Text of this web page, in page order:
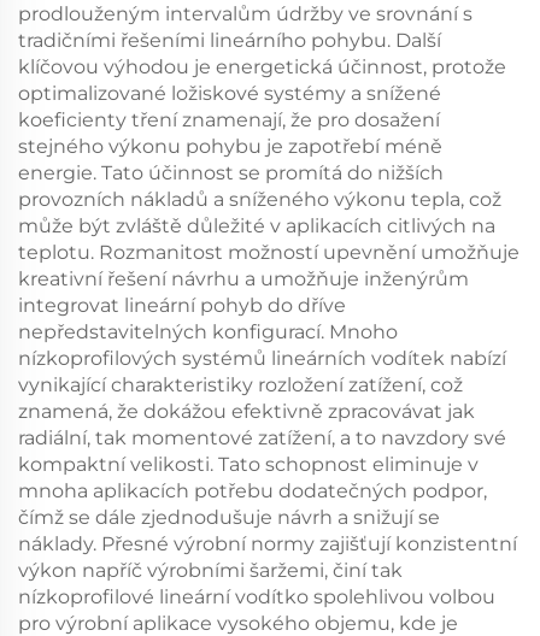
prodlouženým intervalům údržby ve srovnání s
tradičními řešeními lineárního pohybu. Další
klíčovou výhodou je energetická účinnost, protože
optimalizované ložiskové systémy a snížené
koeficienty tření znamenají, že pro dosažení
stejného výkonu pohybu je zapotřebí méně
energie. Tato účinnost se promítá do nižších
provozních nákladů a sníženého výkonu tepla, což
může být zvláště důležité v aplikacích citlivých na
teplotu. Rozmanitost možností upevnění umožňuje
kreativní řešení návrhu a umožňuje inženýrům
integrovat lineární pohyb do dříve
nepředstavitelných konfigurací. Mnoho
nízkoprofilových systémů lineárních vodítek nabízí
vynikající charakteristiky rozložení zatížení, což
znamená, že dokážou efektivně zpracovávat jak
radiální, tak momentové zatížení, a to navzdory své
kompaktní velikosti. Tato schopnost eliminuje v
mnoha aplikacích potřebu dodatečných podpor,
čímž se dále zjednodušuje návrh a snižují se
náklady. Přesné výrobní normy zajišťují konzistentní
výkon napříč výrobními šaržemi, činí tak
nízkoprofilové lineární vodítko spolehlivou volbou
pro výrobní aplikace vysokého objemu, kde je